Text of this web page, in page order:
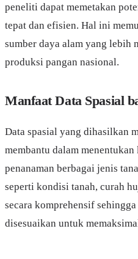
peneliti dapat memetakan
tepat dan efisien. Hal ini
sumber daya alam yang lebih
produksi pangan nasional.
Manfaat Data Spasial
Data spasial yang dihasilkan
membantu dalam
penanaman berbagai jenis
seperti kondisi tanah, curah
secara komprehensif
disesuaikan untuk